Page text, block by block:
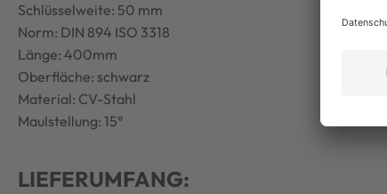
Schlüsselweite: 50 mm
Norm: DIN 894 ISO 3318
Länge: 400mm
Oberfläche: schwarz
Material: CV-Stahl
Maulstellung: 15°
LIEFERUMFANG: